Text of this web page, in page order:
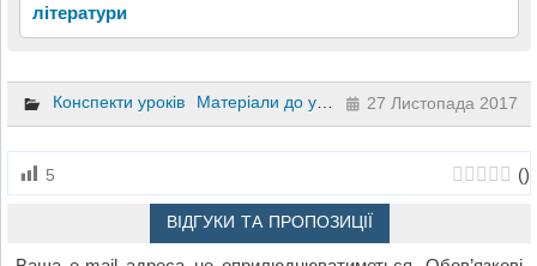
літератури
Конспекти уроків Матеріали до уроків Математика 3 клас
27 Листопада 2017
5 ()
ВІДГУКИ ТА ПРОПОЗИЦІЇ